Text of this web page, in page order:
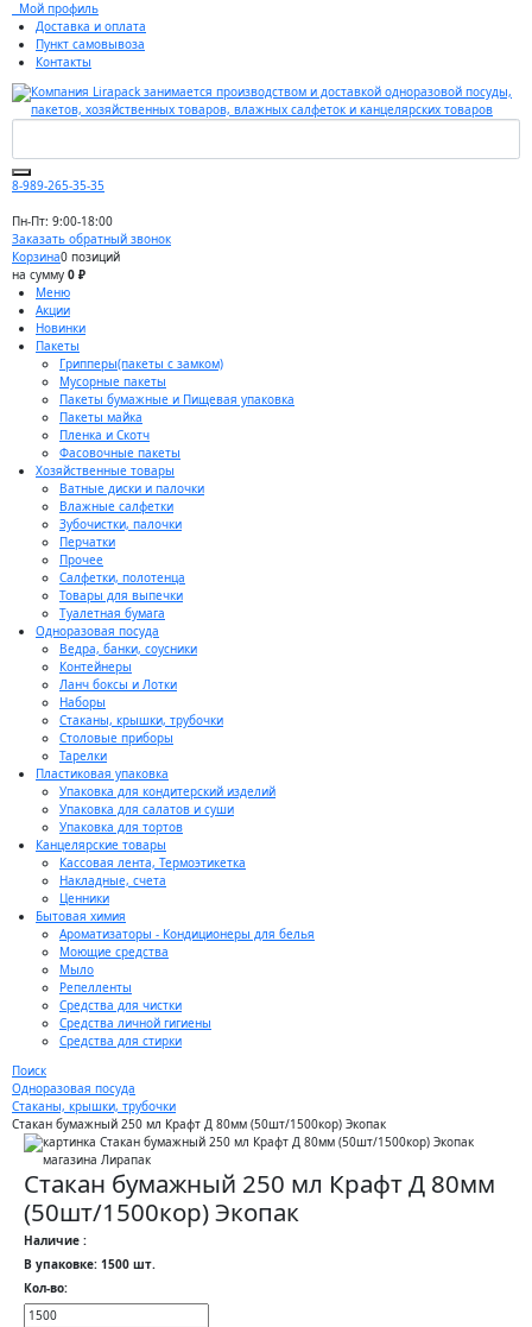
Мой профиль
Доставка и оплата
Пункт самовывоза
Контакты
8-989-265-35-35
Пн-Пт: 9:00-18:00
Заказать обратный звонок
Корзина0 позиций
на сумму 0 ₽
Меню
Акции
Новинки
Пакеты
Грипперы(пакеты с замком)
Мусорные пакеты
Пакеты бумажные и Пищевая упаковка
Пакеты майка
Пленка и Скотч
Фасовочные пакеты
Хозяйственные товары
Ватные диски и палочки
Влажные салфетки
Зубочистки, палочки
Перчатки
Прочее
Салфетки, полотенца
Товары для выпечки
Туалетная бумага
Одноразовая посуда
Ведра, банки, соусники
Контейнеры
Ланч боксы и Лотки
Наборы
Стаканы, крышки, трубочки
Столовые приборы
Тарелки
Пластиковая упаковка
Упаковка для кондитерский изделий
Упаковка для салатов и суши
Упаковка для тортов
Канцелярские товары
Кассовая лента, Термоэтикетка
Накладные, счета
Ценники
Бытовая химия
Ароматизаторы - Кондиционеры для белья
Моющие средства
Мыло
Репелленты
Средства для чистки
Средства личной гигиены
Средства для стирки
Поиск
Одноразовая посуда
Стаканы, крышки, трубочки
Стакан бумажный 250 мл Крафт Д 80мм (50шт/1500кор) Экопак
Стакан бумажный 250 мл Крафт Д 80мм
(50шт/1500кор) Экопак
Наличие :
В упаковке: 1500 шт.
Кол-во: